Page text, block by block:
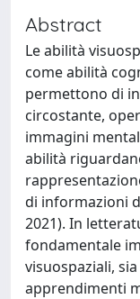
Abstract
Le abilità
come abilità
permettono di
circostante,
immagini
abilità
di informazioni
2021). In
fondamentale
visuospaziali,
apprendimenti